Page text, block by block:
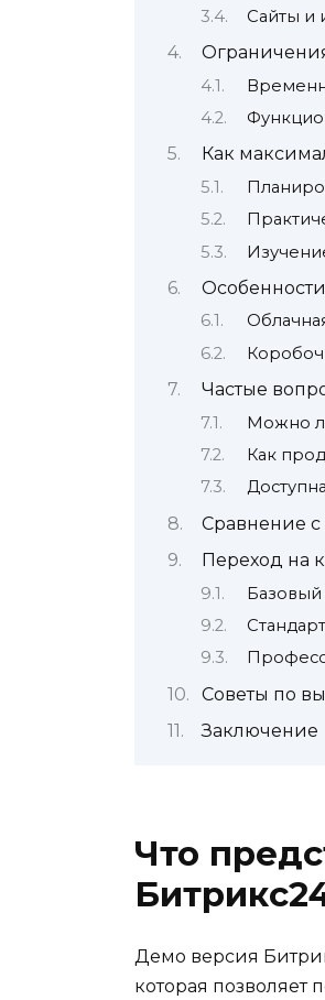
Сайты и
Как
Частые
Можно
Как
Сравнение с
Переход на
Советы по
Заключение
Что
Демо версия
которая позволяет